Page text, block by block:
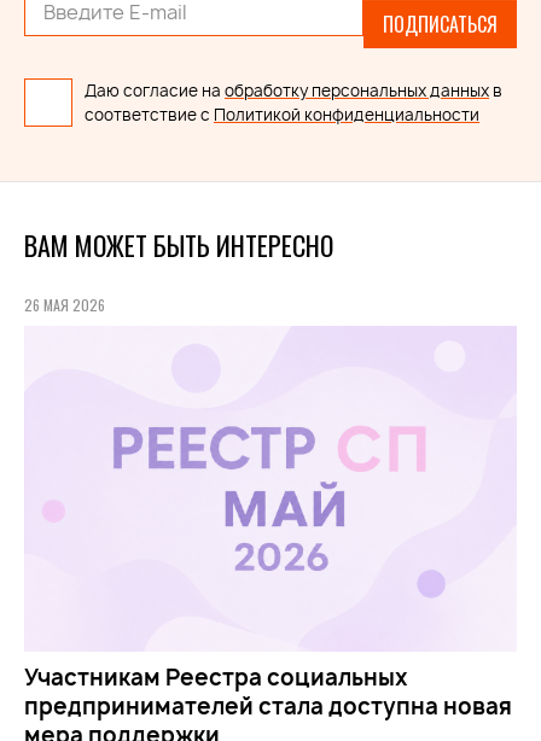
ПОДПИСАТЬСЯ
Даю согласие на обработку персональных данных в
соответствие с Политикой конфиденциальности
ВАМ МОЖЕТ БЫТЬ ИНТЕРЕСНО
26 МАЯ 2026
Участникам Реестра социальных
предпринимателей стала доступна новая